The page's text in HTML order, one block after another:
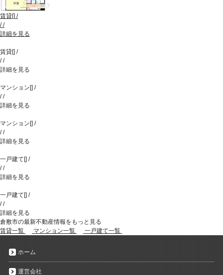
賃貸[] /
//
詳細を見る
賃貸[] /
//
詳細を見る
マンション [] /
//
詳細を見る
マンション [] /
//
詳細を見る
一戸建て [] /
//
詳細を見る
一戸建て [] /
//
詳細を見る
倉敷市の最新不動産情報をもっと見る
賃貸一覧
マンション一覧 一戸建て一覧
ホーム
運営会社